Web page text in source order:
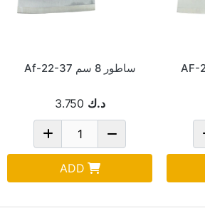
ساطور 8 سم Af-22-37
د.ك 3.750
ADD